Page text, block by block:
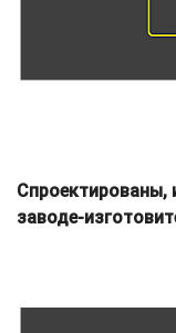
Спроектированы,
заводе-